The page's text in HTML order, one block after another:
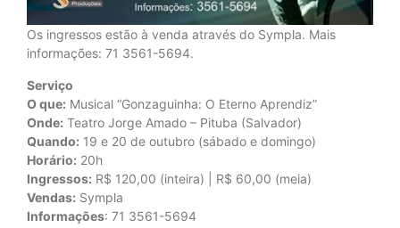
Os ingressos estão à venda através do Sympla. Mais
informações: 71 3561-5694.
Serviço
O que: Musical “Gonzaguinha: O Eterno Aprendiz”
Onde: Teatro Jorge Amado – Pituba (Salvador)
Quando: 19 e 20 de outubro (sábado e domingo)
Horário: 20h
Ingressos: R$ 120,00 (inteira) | R$ 60,00 (meia)
Vendas: Sympla
Informações: 71 3561-5694